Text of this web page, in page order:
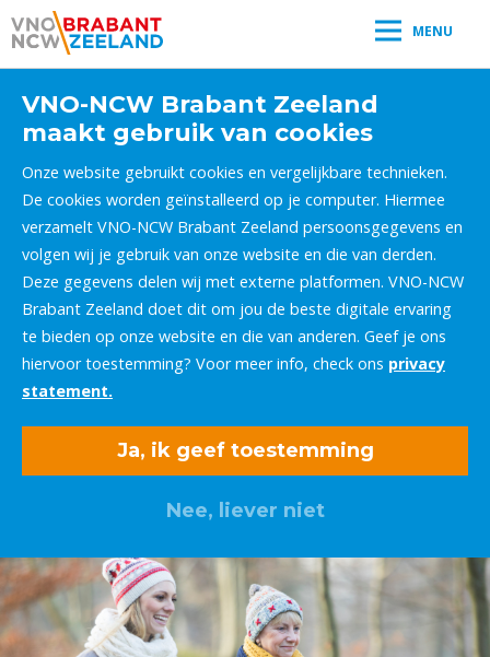
MENU
VNO-NCW Brabant Zeeland
maakt gebruik van cookies
Onze website gebruikt cookies en vergelijkbare technieken.
De cookies worden geïnstalleerd op je computer. Hiermee
verzamelt VNO-NCW Brabant Zeeland persoonsgegevens en
volgen wij je gebruik van onze website en die van derden.
Deze gegevens delen wij met externe platformen. VNO-NCW
Brabant Zeeland doet dit om jou de beste digitale ervaring
te bieden op onze website en die van anderen. Geef je ons
hiervoor toestemming? Voor meer info, check ons privacy
statement.
Ja, ik geef toestemming
Nee, liever niet